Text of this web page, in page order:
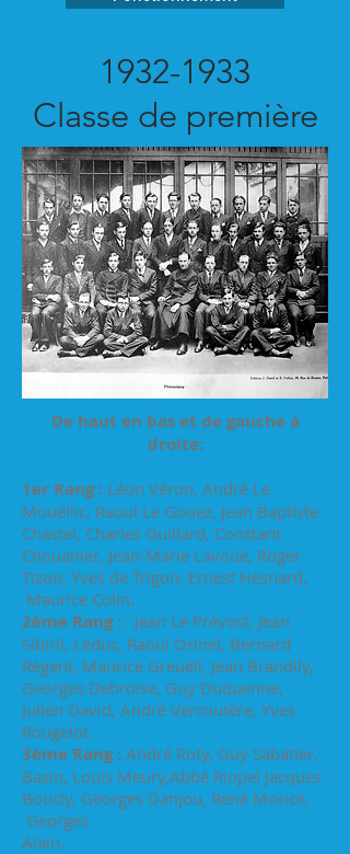
1932-1933
Classe de première
De haut en bas et de gauche à
droite:
1er Rang : Léon Véron, André Le
Mouëllic, Raoul Le Gouez, Jean Baptiste
Chastel, Charles Guillard, Constant
Chouanier, Jean-Marie Lavoué, Roger
Tizon, Yves de Trigon, Ernest Hesnard,
Maurice Colin.
2ème Rang : Jean Le Prévost, Jean
Sibiril, Leduc, Raoul Orinel, Bernard
Régent, Maurice Greuëll, Jean Brandily,
Georges Debroise, Guy Duquenne,
Julien David, André Vercoutère, Yves
Rougelot.
3ème Rang : André Roty, Guy Sabatier,
Bazin, Louis Meury,Abbé Riopel Jacques
Boucly, Georges Danjou, René Morice,
Georges
Alain.